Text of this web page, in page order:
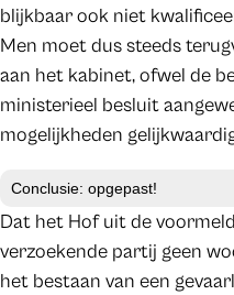
blijkbaar ook niet
Men moet dus steeds
aan het kabinet, ofwel de
ministerieel besluit
mogelijkheden
Conclusie: opgepast!
Dat het Hof uit de
verzoekende partij geen
het bestaan van een